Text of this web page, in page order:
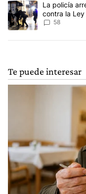
Un artículo deLa policía
contra la
menos, 3
58